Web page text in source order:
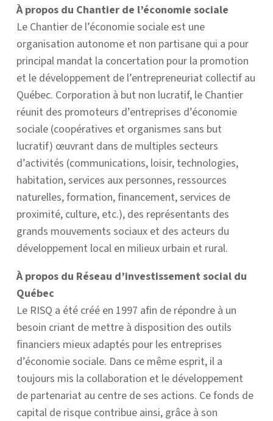
À propos du Chantier de l’économie sociale
Le Chantier de l’économie sociale est une
organisation autonome et non partisane qui a pour
principal mandat la concertation pour la promotion
et le développement de l’entrepreneuriat collectif au
Québec. Corporation à but non lucratif, le Chantier
réunit des promoteurs d’entreprises d’économie
sociale (coopératives et organismes sans but
lucratif) œuvrant dans de multiples secteurs
d’activités (communications, loisir, technologies,
habitation, services aux personnes, ressources
naturelles, formation, financement, services de
proximité, culture, etc.), des représentants des
grands mouvements sociaux et des acteurs du
développement local en milieux urbain et rural.
À propos du Réseau d’investissement social du
Québec
Le RISQ a été créé en 1997 afin de répondre à un
besoin criant de mettre à disposition des outils
financiers mieux adaptés pour les entreprises
d’économie sociale. Dans ce même esprit, il a
toujours mis la collaboration et le développement
de partenariat au centre de ses actions. Ce fonds de
capital de risque contribue ainsi, grâce à son